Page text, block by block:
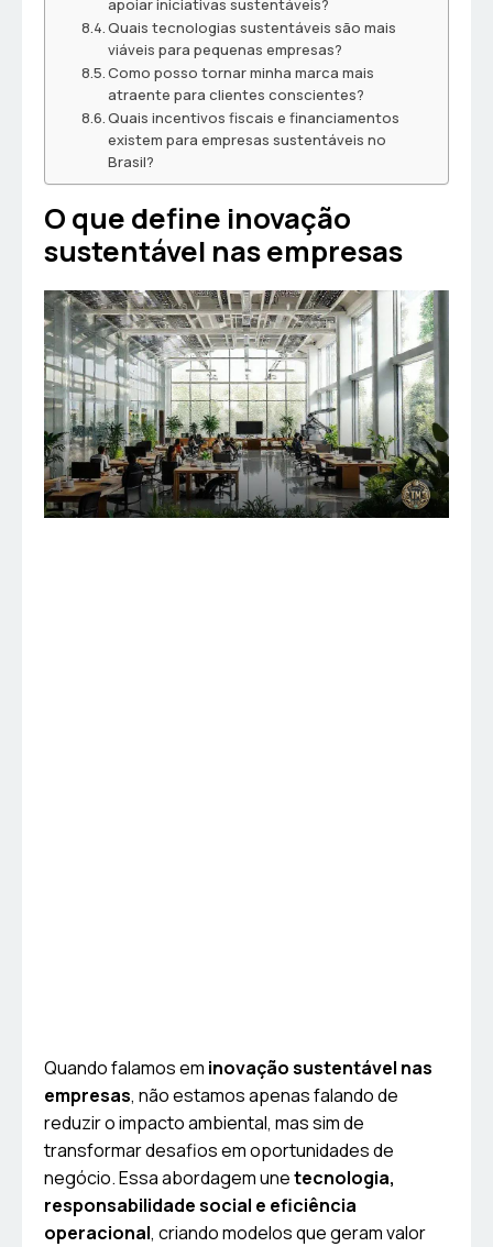
apoiar iniciativas sustentáveis?
Quais tecnologias sustentáveis são mais
viáveis para pequenas empresas?
Como posso tornar minha marca mais
atraente para clientes conscientes?
Quais incentivos fiscais e financiamentos
existem para empresas sustentáveis no
Brasil?
O que define inovação
sustentável nas empresas
Quando falamos em inovação sustentável nas
empresas, não estamos apenas falando de
reduzir o impacto ambiental, mas sim de
transformar desafios em oportunidades de
negócio. Essa abordagem unetecnologia,
responsabilidade social e eficiência
operacional, criando modelos que geram valor